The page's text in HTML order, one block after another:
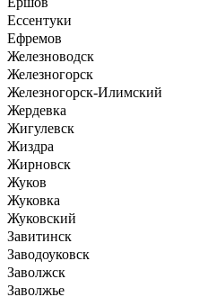
Ессентуки
Ефремов
Железноводск
Железногорск
Железногорск-Илимский
Жердевка
Жигулевск
Жиздра
Жирновск
Жуков
Жуковка
Жуковский
Завитинск
Заводоуковск
Заволжск
Заволжье